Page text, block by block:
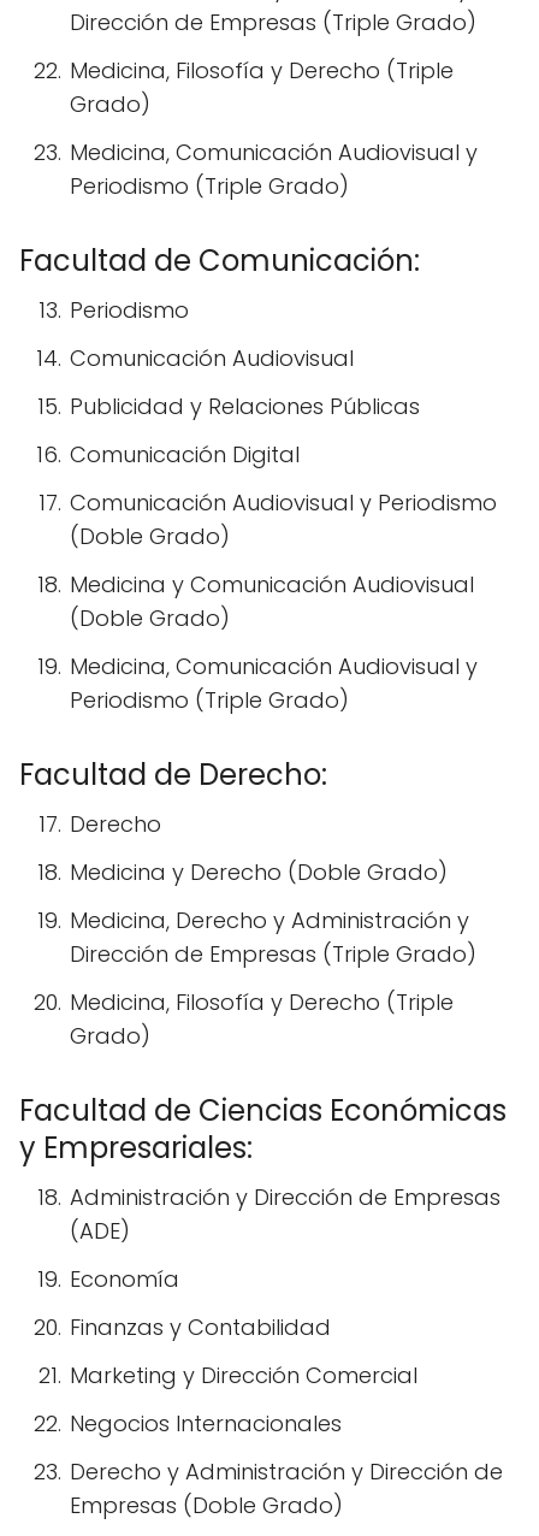
Dirección de Empresas (Triple Grado)
Medicina, Filosofía y Derecho (Triple
Grado)
Medicina, Comunicación Audiovisual y
Periodismo (Triple Grado)
Facultad de Comunicación:
Periodismo
Comunicación Audiovisual
Publicidad y Relaciones Públicas
Comunicación Digital
Comunicación Audiovisual y Periodismo
(Doble Grado)
Medicina y Comunicación Audiovisual
(Doble Grado)
Medicina, Comunicación Audiovisual y
Periodismo (Triple Grado)
Facultad de Derecho:
Derecho
Medicina y Derecho (Doble Grado)
Medicina, Derecho y Administración y
Dirección de Empresas (Triple Grado)
Medicina, Filosofía y Derecho (Triple
Grado)
Facultad de Ciencias Económicas
y Empresariales:
Administración y Dirección de Empresas
(ADE)
Economía
Finanzas y Contabilidad
Marketing y Dirección Comercial
Negocios Internacionales
Derecho y Administración y Dirección de
Empresas (Doble Grado)